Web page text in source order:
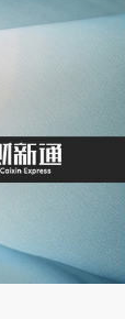
）的《太
格雷寄皇家
将自己的研
特的信中描
所迫的繁忙
重，且仅够